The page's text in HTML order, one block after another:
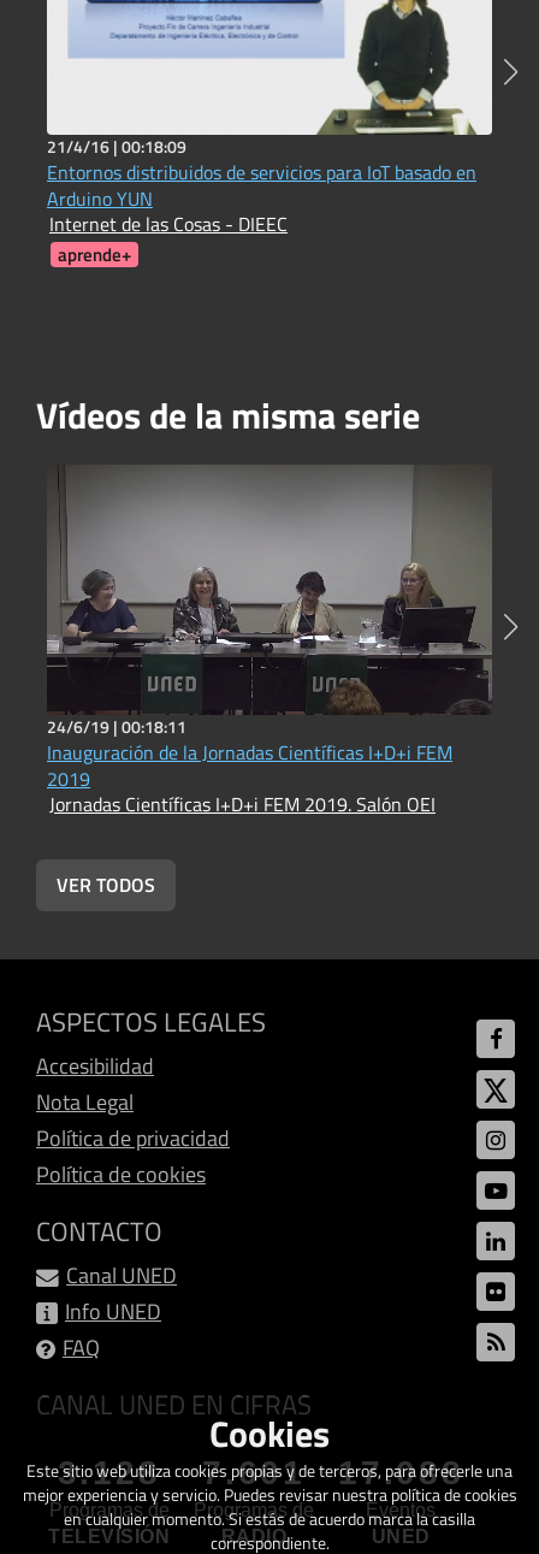
21/4/16 |00:18:09
Entornos distribuidos de servicios para IoT basado en
Arduino YUN
Internet de las Cosas - DIEEC
aprende+
Vídeos de la misma serie
24/6/19 |00:18:11
Inauguración de la Jornadas Científicas I+D+i FEM
2019
Jornadas Científicas I+D+i FEM 2019. Salón OEI
VER TODOS
ASPECTOS LEGALES
Accesibilidad
Nota Legal
Política de privacidad
Política de cookies
CONTACTO
Canal UNED
Info UNED
FAQ
CANAL UNED EN CIFRAS
3.128
Programas de
TELEVISIÓN
7.601
Programas de
RADIO
17.088
Eventos
UNED
Cookies
Este sitio web utiliza cookies propias y de terceros, para ofrecerle una
mejor experiencia y servicio. Puedes revisar nuestra política de cookies
en cualquier momento. Si estás de acuerdo marca la casilla
correspondiente.